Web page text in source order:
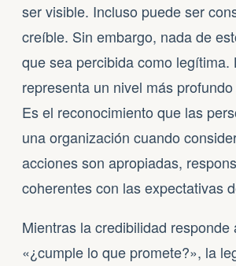
ser visible. Incluso puede ser
creíble. Sin embargo, nada de
que sea percibida como legítima.
representa un nivel más
Es el reconocimiento que las
una organización cuando
acciones son apropiadas,
coherentes con las expectativas
Mientras la credibilidad responde
«¿cumple lo que promete?», la